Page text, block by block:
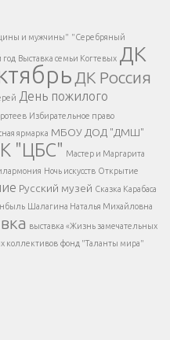
</div > </div >
и мужчины" "Серебряный
год Выставка семьи Когтевых ДК
ДК Россия
День пожилого
Избирательное право
ярмарка МБОУ ДОД "ДМШ"
"ЦБС" Мастер и Маргарита
Ночь искусств Открытие
Русский музей Сказка Карабаса
Шалагина Наталья Михайловна
выставка «Жизнь замечательных
коллективов фонд "Таланты мира"